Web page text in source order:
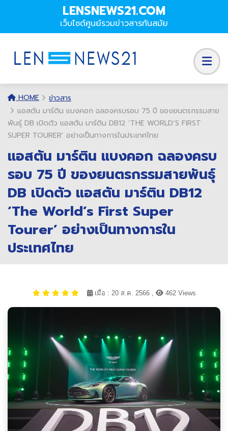
LENSNEWS21.COM
เว็บไซต์ศูนย์รวมข่าวสารทันสมัย
HOME
ข่าวสาร
แอสตัน มาร์ติน แบงคอก ฉลองครบรอบ 75 ปี ของยนตรกรรมสาย
พันธุ์ DB เปิดตัว แอสตัน มาร์ติน DB12 ‘THE WORLD’S FIRST
SUPER TOURER’ อย่างเป็นทางการในประเทศไทย
แอสตัน มาร์ติน แบงคอก ฉลองครบ
รอบ 75 ปี ของยนตรกรรมสายพันธุ์
DB เปิดตัว แอสตัน มาร์ติน DB12
‘The World’s First Super
Tourer’ อย่างเป็นทางการใน
ประเทศไทย
เมื่อ : 20 ส.ค. 2566 , 462 Views